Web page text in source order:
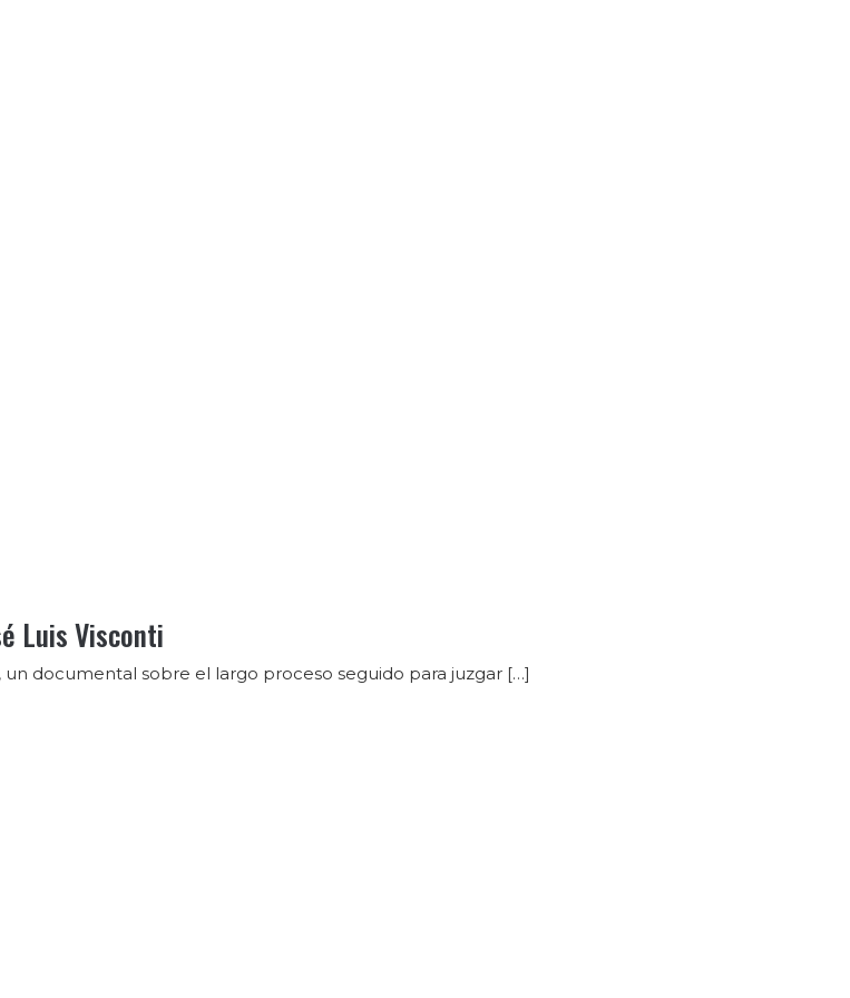
Luis Visconti
documental sobre el largo proceso seguido para juzgar […]